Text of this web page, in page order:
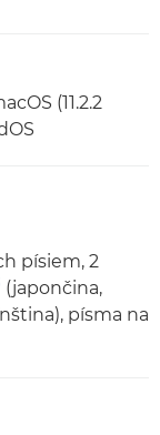
(11.2.2
písiem, 2
(japončina,
písma na